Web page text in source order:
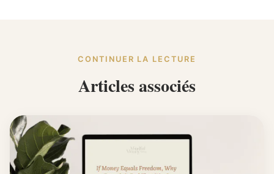
CONTINUER LA LECTURE
Articles associés